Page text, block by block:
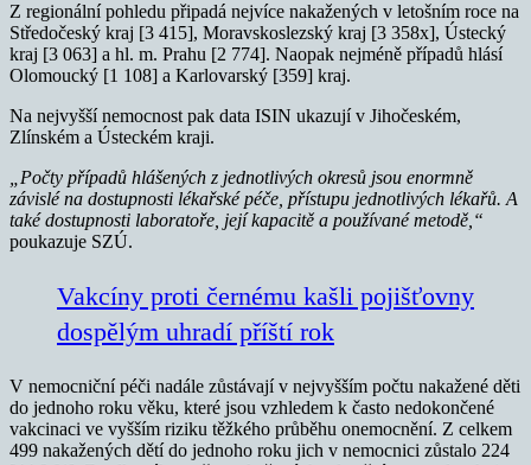
Z regionální pohledu připadá nejvíce nakažených v letošním roce na
Středočeský kraj [3 415], Moravskoslezský kraj [3 358x], Ústecký
kraj [3 063] a hl. m. Prahu [2 774]. Naopak nejméně případů hlásí
Olomoucký [1 108] a Karlovarský [359] kraj.
Na nejvyšší nemocnost pak data ISIN ukazují v Jihočeském,
Zlínském a Ústeckém kraji.
„Počty případů hlášených z jednotlivých okresů jsou enormně
závislé na dostupnosti lékařské péče, přístupu jednotlivých lékařů. A
také dostupnosti laboratoře, její kapacitě a používané metodě,“
poukazuje SZÚ.
Vakcíny proti černému kašli pojišťovny
dospělým uhradí příští rok
V nemocniční péči nadále zůstávají v nejvyšším počtu nakažené děti
do jednoho roku věku, které jsou vzhledem k často nedokončené
vakcinaci ve vyšším riziku těžkého průběhu onemocnění. Z celkem
499 nakažených dětí do jednoho roku jich v nemocnici zůstalo 224